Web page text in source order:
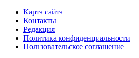
Карта сайта
Контакты
Редакция
Политика конфиденциальности
Пользовательское соглашение